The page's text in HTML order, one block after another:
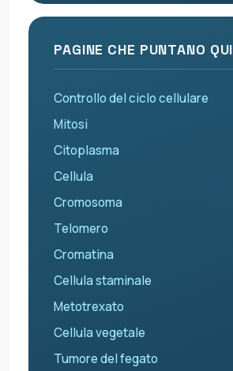
PAGINE CHE PUNTANO QUI
Controllo del ciclo cellulare
Mitosi
Citoplasma
Cellula
Cromosoma
Telomero
Cromatina
Cellula staminale
Metotrexato
Cellula vegetale
Tumore del fegato